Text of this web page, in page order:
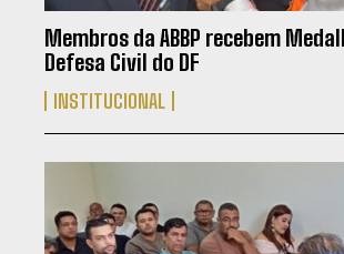
Membros da ABBP recebem
Defesa Civil do DF
INSTITUCIONAL